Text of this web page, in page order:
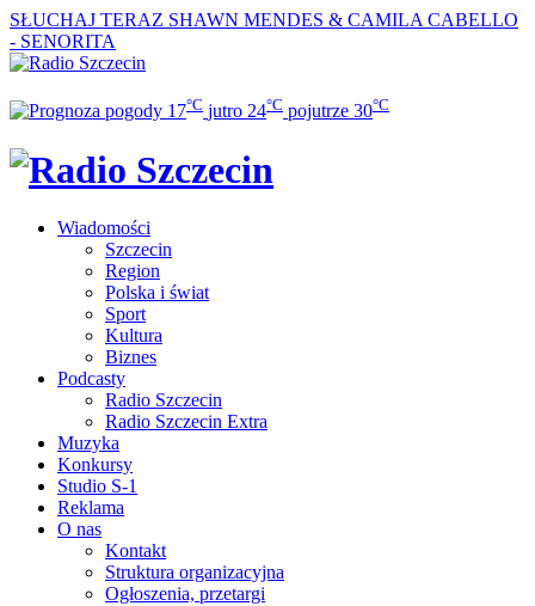
SŁUCHAJ TERAZ SHAWN MENDES & CAMILA CABELLO
- SENORITA
17°C jutro 24°C pojutrze 30°C
Wiadomości
Szczecin
Region
Polska i świat
Sport
Kultura
Biznes
Podcasty
Radio Szczecin
Radio Szczecin Extra
Muzyka
Konkursy
Studio S-1
Reklama
O nas
Kontakt
Struktura organizacyjna
Ogłoszenia, przetargi